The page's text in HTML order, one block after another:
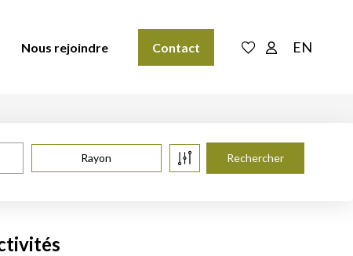
Nous rejoindre Contact EN
Rayon